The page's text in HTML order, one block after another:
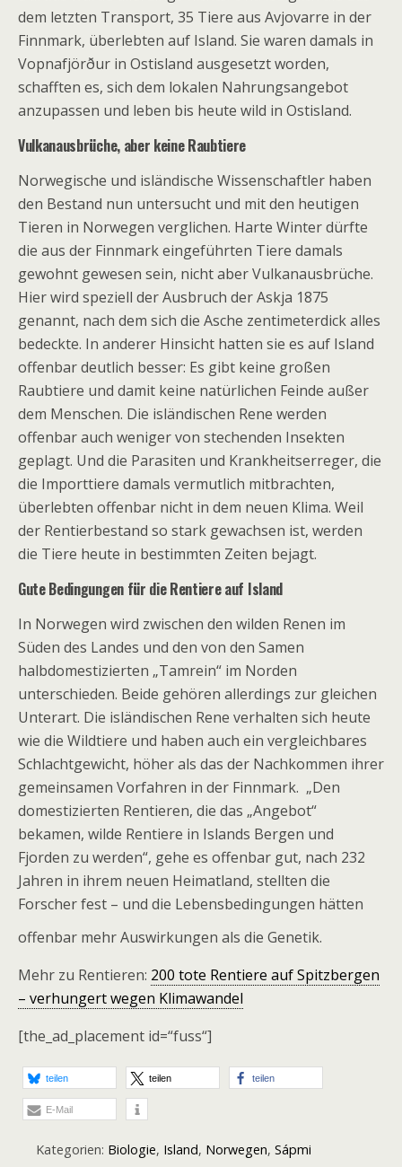
dem letzten Transport, 35 Tiere aus Avjovarre in der
Finnmark, überlebten auf Island. Sie waren damals in
Vopnafjörður in Ostisland ausgesetzt worden,
schafften es, sich dem lokalen Nahrungsangebot
anzupassen und leben bis heute wild in Ostisland.
Vulkanausbrüche, aber keine Raubtiere
Norwegische und isländische Wissenschaftler haben
den Bestand nun untersucht und mit den heutigen
Tieren in Norwegen verglichen. Harte Winter dürfte
die aus der Finnmark eingeführten Tiere damals
gewohnt gewesen sein, nicht aber Vulkanausbrüche.
Hier wird speziell der Ausbruch der Askja 1875
genannt, nach dem sich die Asche zentimeterdick alles
bedeckte. In anderer Hinsicht hatten sie es auf Island
offenbar deutlich besser: Es gibt keine großen
Raubtiere und damit keine natürlichen Feinde außer
dem Menschen. Die isländischen Rene werden
offenbar auch weniger von stechenden Insekten
geplagt. Und die Parasiten und Krankheitserreger, die
die Importtiere damals vermutlich mitbrachten,
überlebten offenbar nicht in dem neuen Klima. Weil
der Rentierbestand so stark gewachsen ist, werden
die Tiere heute in bestimmten Zeiten bejagt.
Gute Bedingungen für die Rentiere auf Island
In Norwegen wird zwischen den wilden Renen im
Süden des Landes und den von den Samen
halbdomestizierten „Tamrein“ im Norden
unterschieden. Beide gehören allerdings zur gleichen
Unterart. Die isländischen Rene verhalten sich heute
wie die Wildtiere und haben auch ein vergleichbares
Schlachtgewicht, höher als das der Nachkommen ihrer
gemeinsamen Vorfahren in der Finnmark. „Den
domestizierten Rentieren, die das „Angebot“
bekamen, wilde Rentiere in Islands Bergen und
Fjorden zu werden“, gehe es offenbar gut, nach 232
Jahren in ihrem neuen Heimatland, stellten die
Forscher fest – und die Lebensbedingungen hätten
offenbar mehr Auswirkungen als die Genetik.
Mehr zu Rentieren: 200 tote Rentiere auf Spitzbergen
– verhungert wegen Klimawandel
[the_ad_placement id=“fuss“]
teilen teilen teilen
E-Mail
Kategorien: Biologie, Island, Norwegen, Sápmi